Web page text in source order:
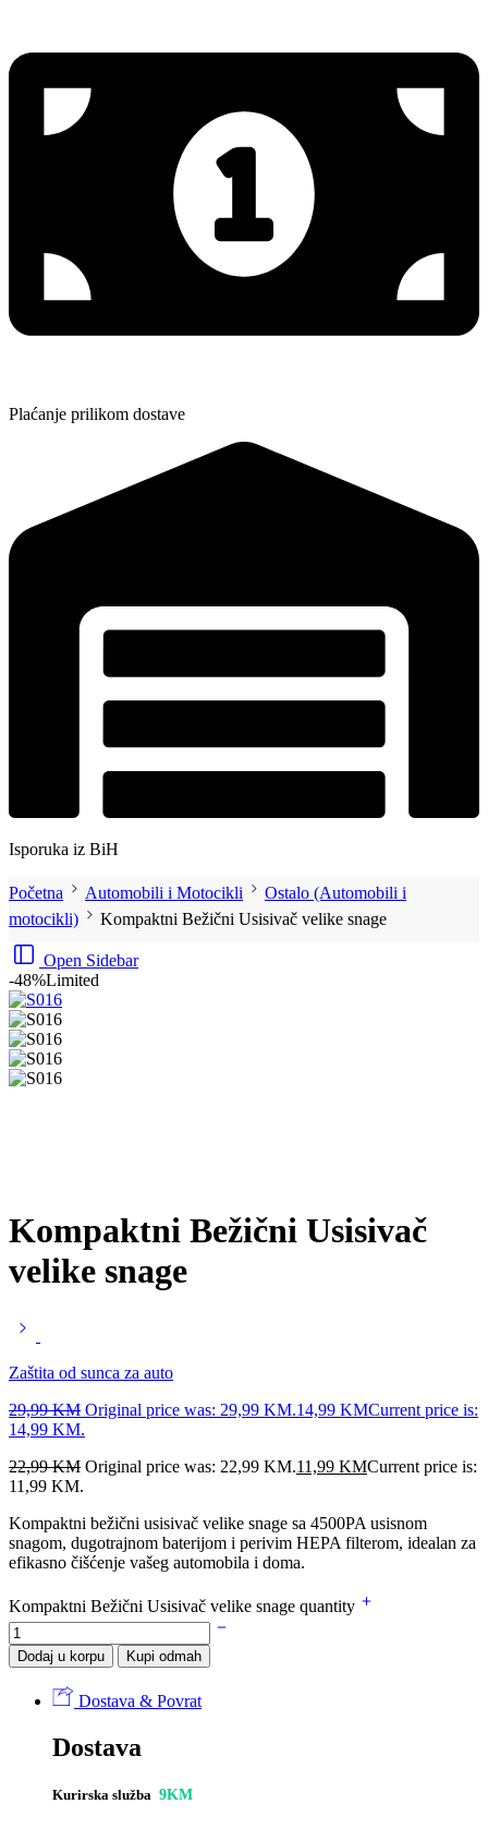
Plaćanje prilikom dostave
Isporuka iz BiH
Početna Automobili i Motocikli
Ostalo (Automobili i
motocikli)
Kompaktni Bežični Usisivač velike snage
Open Sidebar
-48%Limited
Kompaktni Bežični Usisivač
velike snage
Zaštita od sunca za auto
29,99KM Original price was: 29,99 KM.14,99 KMCurrent price is:
14,99 KM.
22,99KM Original price was: 22,99 KM.11,99 KMCurrent price is:
11,99 KM.
Kompaktni bežični usisivač velike snage sa 4500PA usisnom
snagom, dugotrajnom baterijom i perivim HEPA filterom, idealan za
efikasno čišćenje vašeg automobila i doma.
Kompaktni Bežični Usisivač velike snage quantity
Dodaj u korpu Kupi odmah
Dostava & Povrat
Dostava
Kurirska služba 9KM